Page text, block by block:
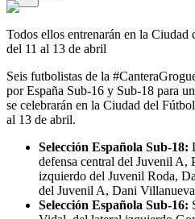
Todos ellos entrenarán en la
del 11 al 13 de abril
Seis futbolistas de la
por España Sub-16 y Sub-18 para
se celebrarán en la Ciudad del
al 13 de abril.
Selección Española Sub-18:
defensa central del Juvenil A,
izquierdo del Juvenil Roda,
del Juvenil A, Dani
Selección Española Sub-16: